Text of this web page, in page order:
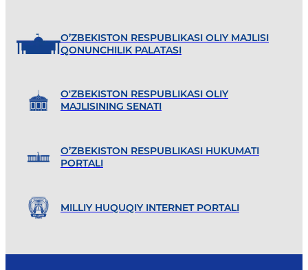
O’ZBEKISTON RESPUBLIKASI OLIY MAJLISI
QONUNCHILIK PALATASI
O'ZBEKISTON RESPUBLIKASI OLIY
MAJLISINING SENATI
O’ZBEKISTON RESPUBLIKASI HUKUMATI
PORTALI
MILLIY HUQUQIY INTERNET PORTALI